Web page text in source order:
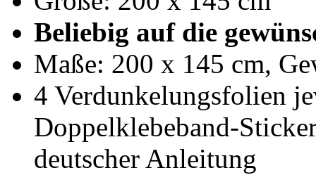
Beliebig auf die
Maße: 200 x 145 cm,
4 Verdunkelungsfolien
Doppelklebeband-
deutscher Anleitung